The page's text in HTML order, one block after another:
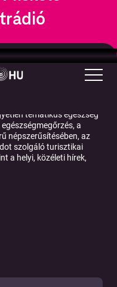
tematikus egészség
a
népszerűsítésében, az
szolgáló turisztikai
a helyi, közéleti hírek,